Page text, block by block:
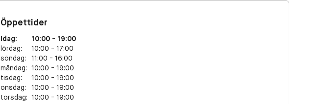
Öppettider
Idag:
10:00 - 19:00
lördag:
10:00 - 17:00
söndag:
11:00 - 16:00
måndag: 10:00 - 19:00
tisdag:
10:00 - 19:00
onsdag:
10:00 - 19:00
torsdag: 10:00 - 19:00